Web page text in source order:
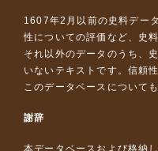
1607年2月以前の史料デー
性についての評価など、史
それ以外のデータのうち、
いないテキストです。信頼
このデータベースについて
謝辞
本データベースおよび格納